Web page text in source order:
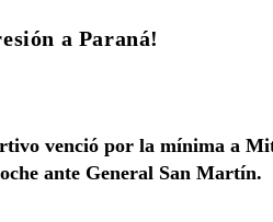
a Paraná!
venció por la mínima a
ante General San Martín.